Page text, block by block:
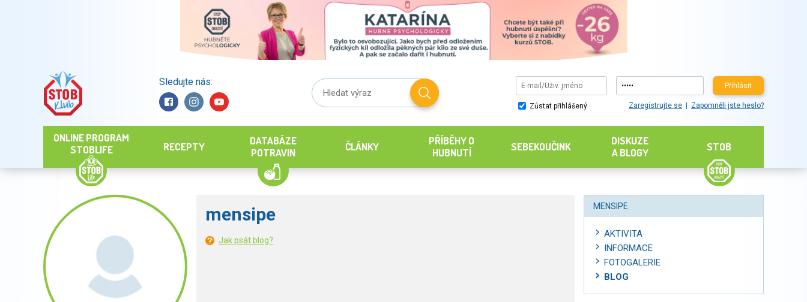
Sledujte nás: Přihlásit
Zůstat přihlášený Zaregistrujte se Zapomněli jste heslo?
ONLINE PROGRAM
STOBLIFE
RECEPTY
DATABÁZE
POTRAVIN
ČLÁNKY
PŘÍBĚHY O
HUBNUTÍ
SEBEKOUČINK
DISKUZE
A BLOGY
STOB
mensipe
Jak psát blog?
MENSIPE
AKTIVITA
INFORMACE
FOTOGALERIE
BLOG